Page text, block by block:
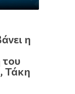
η
Τάκη